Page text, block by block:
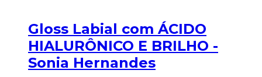
Gloss Labial com ÁCIDO
HIALURÔNICO E BRILHO -
Sonia Hernandes